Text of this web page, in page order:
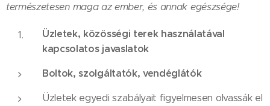
természetesen maga az ember, és annak egészsége!
Üzletek, közösségi terek használatával
kapcsolatos javaslatok
Boltok, szolgáltatók, vendéglátók
Üzletek egyedi szabályait figyelmesen olvassák el